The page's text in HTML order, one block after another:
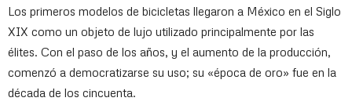
Los primeros modelos de bicicletas llegaron a México en el Siglo
XIX como un objeto de lujo utilizado principalmente por las
élites. Con el paso de los años, y el aumento de la producción,
comenzó a democratizarse su uso; su «época de oro» fue en la
década de los cincuenta.